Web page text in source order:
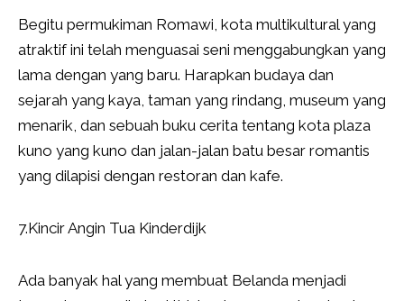
Begitu permukiman Romawi, kota multikultural yang
atraktif ini telah menguasai seni menggabungkan yang
lama dengan yang baru. Harapkan budaya dan
sejarah yang kaya, taman yang rindang, museum yang
menarik, dan sebuah buku cerita tentang kota plaza
kuno yang kuno dan jalan-jalan batu besar romantis
yang dilapisi dengan restoran dan kafe.
7.Kincir Angin Tua Kinderdijk
Ada banyak hal yang membuat Belanda menjadi